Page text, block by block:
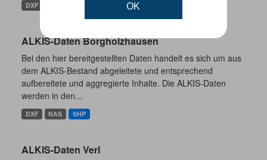
OK
DXF
ALKIS-Daten Borgholzhausen
Bei den hier bereitgestellten Daten handelt es sich um aus
dem ALKIS-Bestand abgeleitete und entsprechend
aufbereitete und aggregierte Inhalte. Die ALKIS-Daten
werden in den...
DXF NAS SHP
ALKIS-Daten Verl